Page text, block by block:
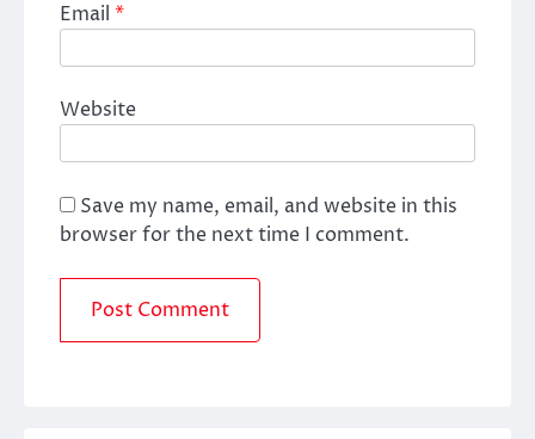
Email *
Website
Save my name, email, and website in this
browser for the next time I comment.